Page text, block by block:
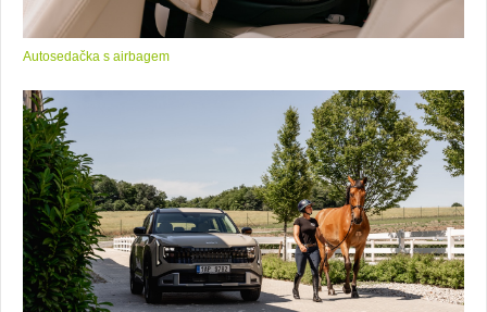
Autosedačka s airbagem